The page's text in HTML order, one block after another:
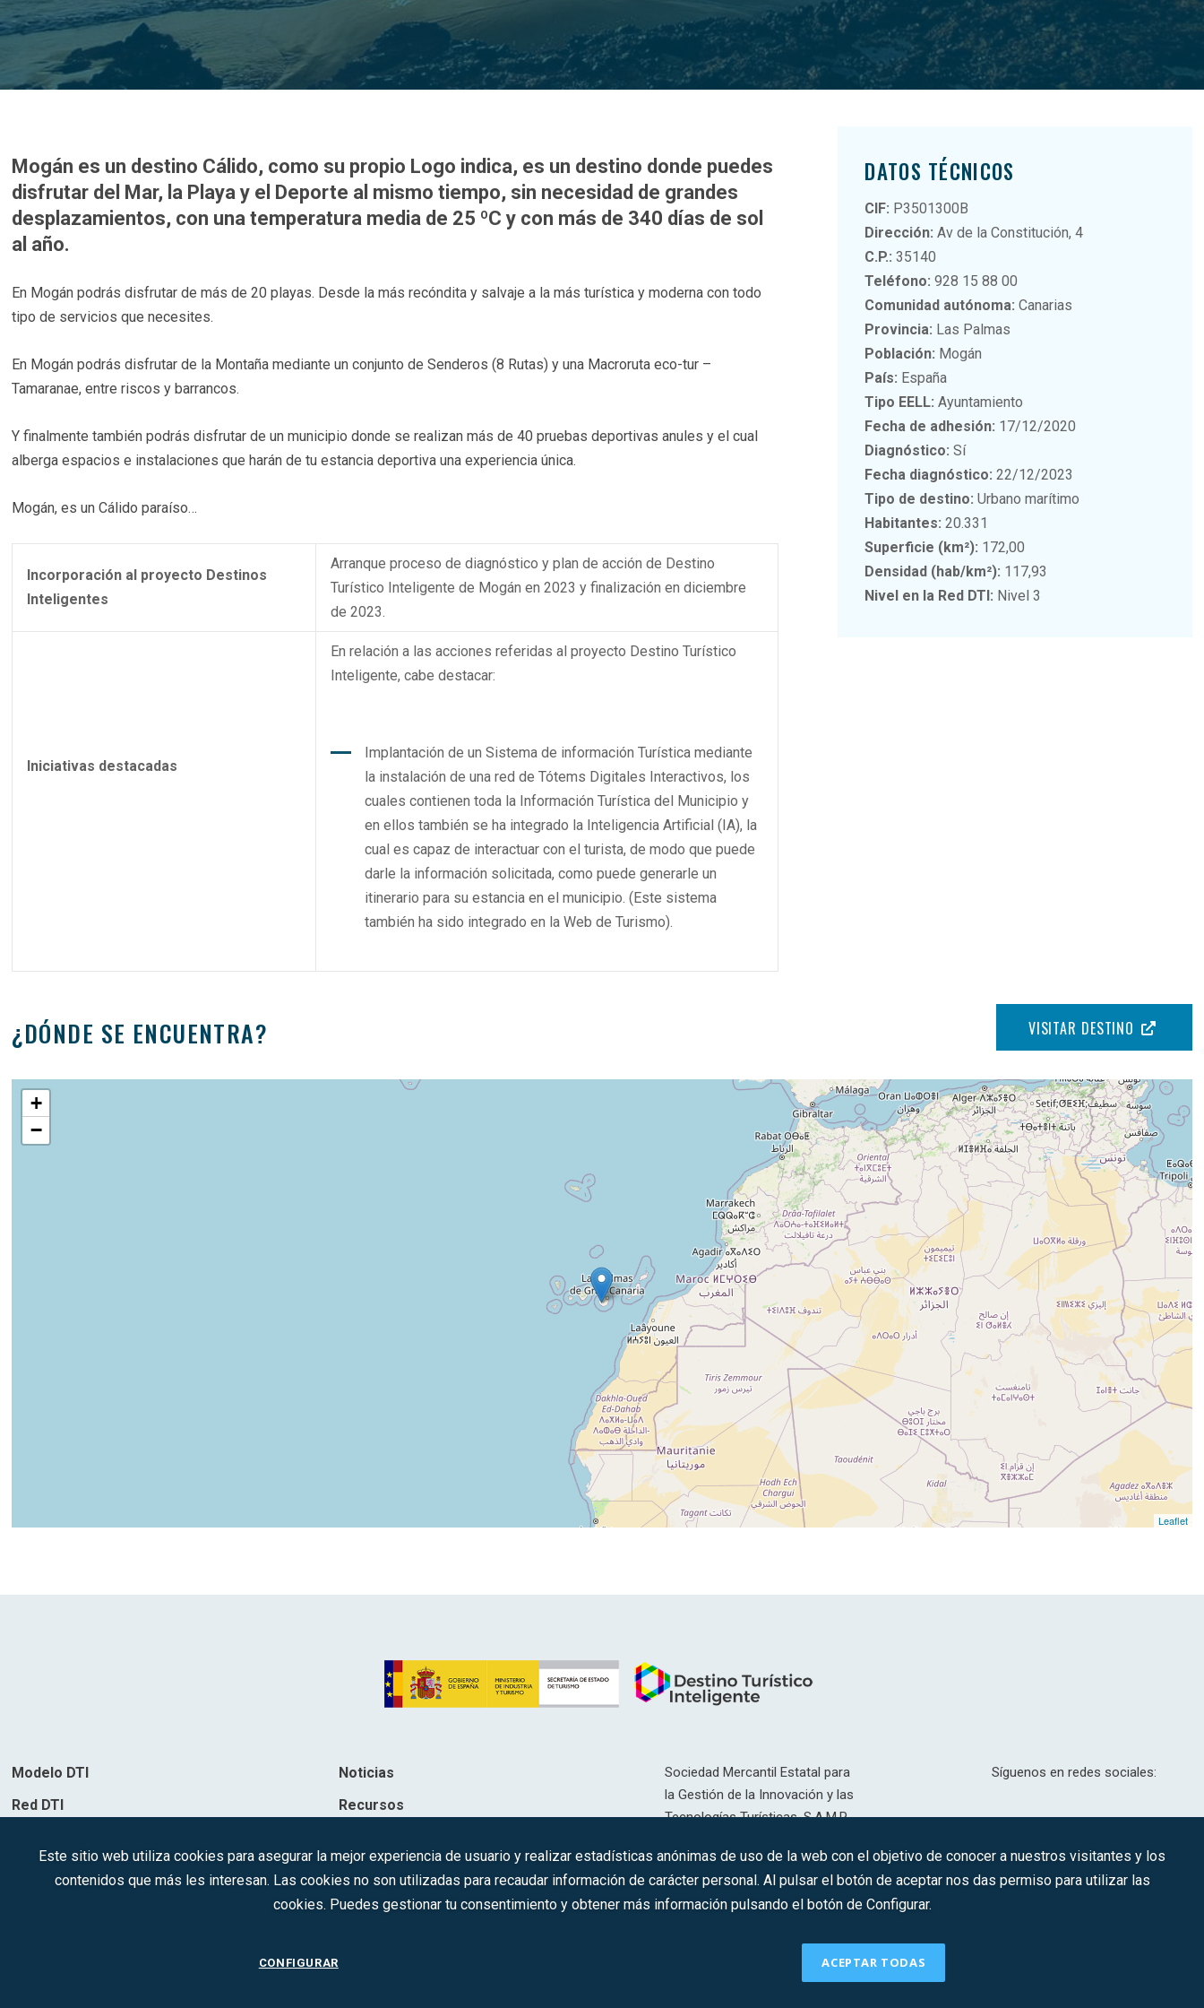
Mogán es un destino Cálido, como su propio Logo indica, es un destino donde puedes
disfrutar del Mar, la Playa y el Deporte al mismo tiempo, sin necesidad de grandes
desplazamientos, con una temperatura media de 25 ºC y con más de 340 días de sol
al año.
En Mogán podrás disfrutar de más de 20 playas. Desde la más recóndita y salvaje a la más turística y moderna con todo
tipo de servicios que necesites.
En Mogán podrás disfrutar de la Montaña mediante un conjunto de Senderos (8 Rutas) y una Macroruta eco-tur –
Tamaranae, entre riscos y barrancos.
Y finalmente también podrás disfrutar de un municipio donde se realizan más de 40 pruebas deportivas anules y el cual
alberga espacios e instalaciones que harán de tu estancia deportiva una experiencia única.
Mogán, es un Cálido paraíso…
Incorporación al proyecto Destinos
Inteligentes
Arranque proceso de diagnóstico y plan de acción de Destino
Turístico Inteligente de Mogán en 2023 y finalización en diciembre
de 2023.
Iniciativas destacadas
En relación a las acciones referidas al proyecto Destino Turístico
Inteligente, cabe destacar:
Implantación de un Sistema de información Turística mediante
la instalación de una red de Tótems Digitales Interactivos, los
cuales contienen toda la Información Turística del Municipio y
en ellos también se ha integrado la Inteligencia Artificial (IA), la
cual es capaz de interactuar con el turista, de modo que puede
darle la información solicitada, como puede generarle un
itinerario para su estancia en el municipio. (Este sistema
también ha sido integrado en la Web de Turismo).
DATOS TÉCNICOS
CIF: P3501300B
Dirección: Av de la Constitución, 4
C.P.: 35140
Teléfono: 928 15 88 00
Comunidad autónoma: Canarias
Provincia: Las Palmas
Población: Mogán
País: España
Tipo EELL: Ayuntamiento
Fecha de adhesión: 17/12/2020
Diagnóstico: Sí
Fecha diagnóstico: 22/12/2023
Tipo de destino: Urbano marítimo
Habitantes: 20.331
Superficie (km²): 172,00
Densidad (hab/km²): 117,93
Nivel en la Red DTI: Nivel 3
¿DÓNDE SE ENCUENTRA? VISITAR DESTINO
+
−
Leaflet
Modelo DTI
Red DTI
Noticias
Recursos
Sociedad Mercantil Estatal para
la Gestión de la Innovación y las
Tecnologías Turísticas, S.A.M.P.
Inscrita en el R.M. de Madrid, T,
12593, Se. 8, F. 129, H. 201.307.
C.I.F.: A-81/874.984
Síguenos en redes sociales:
CONTACTO
Política de Cookies
Este sitio web utiliza cookies para asegurar la mejor experiencia de usuario y realizar estadísticas anónimas de uso de la web con el objetivo de conocer a nuestros visitantes y los
contenidos que más les interesan. Las cookies no son utilizadas para recaudar información de carácter personal. Al pulsar el botón de aceptar nos das permiso para utilizar las
cookies. Puedes gestionar tu consentimiento y obtener más información pulsando el botón de Configurar.
CONFIGURAR ACEPTAR TODAS